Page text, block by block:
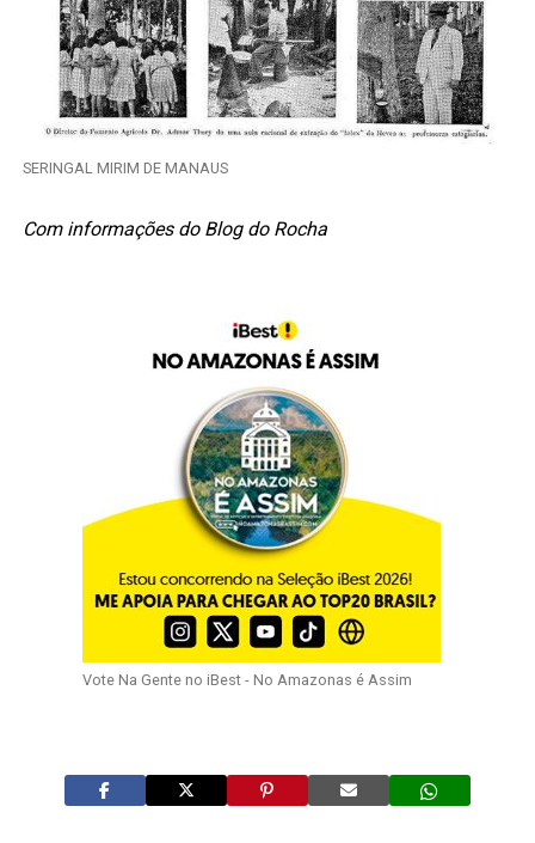
SERINGAL MIRIM DE MANAUS
Com informações do Blog do Rocha
Vote Na Gente no iBest - No Amazonas é Assim